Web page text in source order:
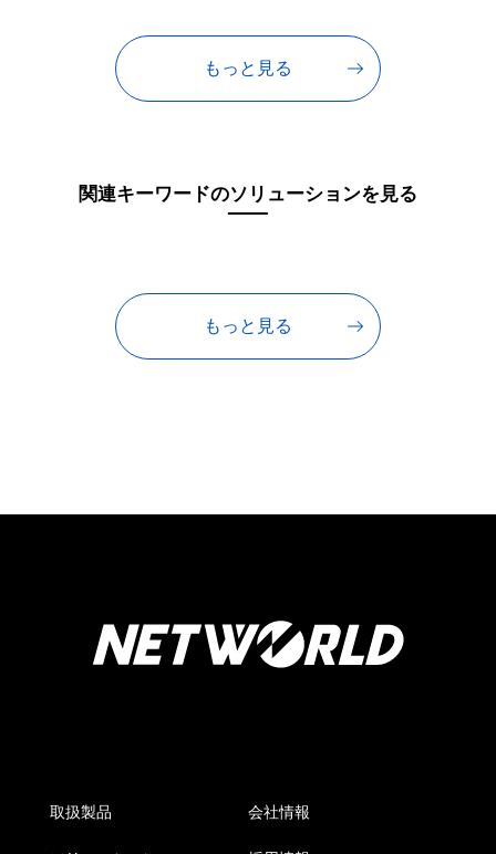
もっと見る
関連キーワードのソリューションを見る
もっと見る
取扱製品 会社情報